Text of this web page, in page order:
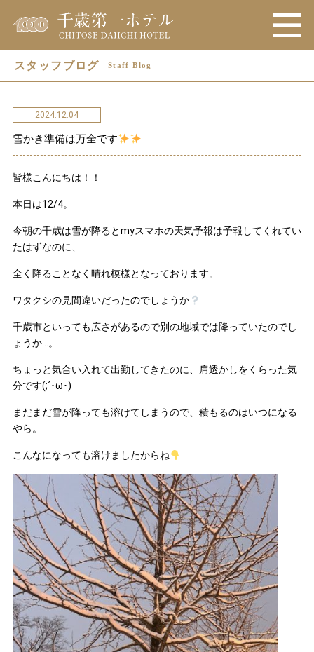
スタッフブログ Staff Blog
2024.12.04
雪かき準備は万全です
皆様こんにちは！！
本日は12/4。
今朝の千歳は雪が降るとmyスマホの天気予報は予報してくれてい
たはずなのに、
全く降ることなく晴れ模様となっております。
ワタクシの見間違いだったのでしょうか
千歳市といっても広さがあるので別の地域では降っていたのでし
ょうか…。
ちょっと気合い入れて出勤してきたのに、肩透かしをくらった気
分です(;´･ω･)
まだまだ雪が降っても溶けてしまうので、積もるのはいつになる
やら。
こんなになっても溶けましたからね